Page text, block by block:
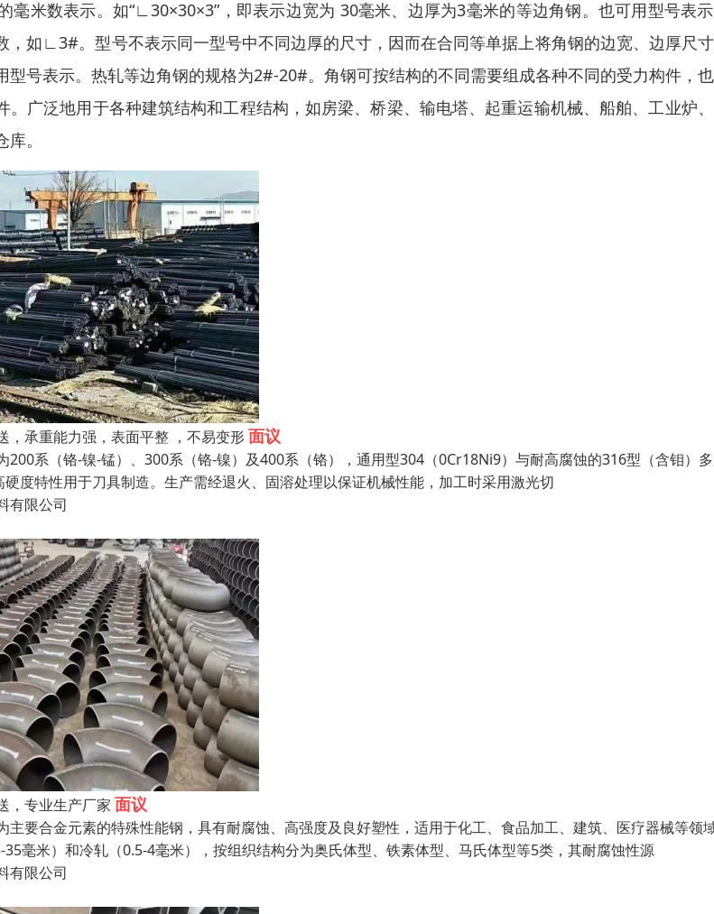
毫米数表示。如“∟30×30×3”，即表示边宽为 30毫米、边厚为3毫米的等边角钢。也可用型号表
，如∟3#。型号不表示同一型号中不同边厚的尺寸，因而在合同等单据上将角钢的边宽、边厚尺
型号表示。热轧等边角钢的规格为2#-20#。角钢可按结构的不同需要组成各种不同的受力构件，
。广泛地用于各种建筑结构和工程结构，如房梁、桥梁、输电塔、起重运输机械、船舶、工业炉
。
，承重能力强，表面平整 ，不易变形面议
200系（铬-镍-锰）、300系（铬-镍）及400系（铬），通用型304（0Cr18Ni9）与耐高腐蚀的316型（含钼）
度特性用于刀具制造。生产需经退火、固溶处理以保证机械性能，加工时采用激光切
有限公司
，专业生产厂家 面议
主要合金元素的特殊性能钢，具有耐腐蚀、高强度及良好塑性，适用于化工、食品加工、建筑、医疗器械等领
毫米）和冷轧（0.5-4毫米），按组织结构分为奥氏体型、铁素体型、马氏体型等5类，其耐腐蚀性源
有限公司